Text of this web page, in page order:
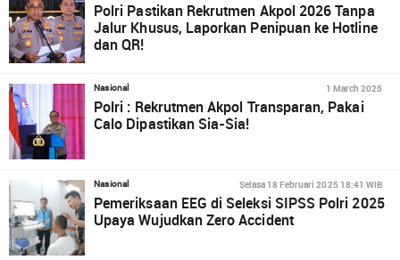
Polri Pastikan Rekrutmen Akpol 2026 Tanpa
Jalur Khusus, Laporkan Penipuan ke Hotline
dan QR!
Nasional 1 March 2025
Polri : Rekrutmen Akpol Transparan, Pakai
Calo Dipastikan Sia-Sia!
Nasional Selasa 18 Februari 2025 18:41 WIB
Pemeriksaan EEG di Seleksi SIPSS Polri 2025
Upaya Wujudkan Zero Accident